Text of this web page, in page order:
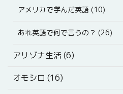
アメリカで学んだ英語 (10)
あれ英語で何で言うの？ (26)
アリゾナ生活 (6)
オモシロ (16)